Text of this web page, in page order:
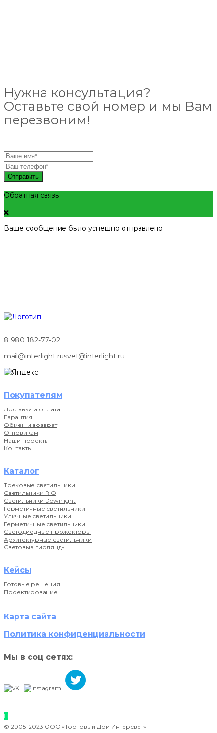
Нужна консультация?
Оставьте свой номер и мы Вам
перезвоним!
Отправить
Обратная связь
Ваше сообщение было успешно отправлено
8 980 182-77-02
mail@interlight.rusvet@interlight.ru
Покупателям
Доставка и оплата
Гарантия
Обмен и возврат
Оптовикам
Наши проекты
Контакты
Каталог
Трековые светильники
Светильники RIO
Светильники Downlight
Герметичные светильники
Уличные светильники
Герметичные светильники
Светодиодные прожекторы
Архитектурные светильники
Световые гирлянды
Кейсы
Готовые решения
Проектирование
Карта сайта
Политика конфиденциальности
Мы в соц сетях:
© 2005–2023 ООО «Торговый Дом Интерсвет»